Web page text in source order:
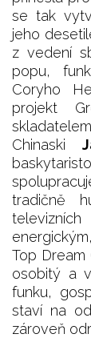
se tak
jeho
z vedení
popu,
Coryho
projekt
Chinaski
tradičně
Top Dream
osobitý a
funku,
staví na
zároveň